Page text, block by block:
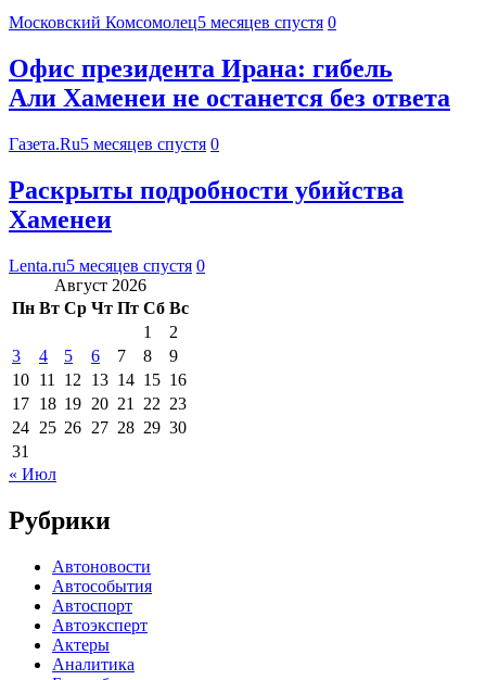
Московский Комсомолец5 месяцев спустя 0
Офис президента Ирана: гибель
Али Хаменеи не останется без ответа
Газета.Ru5 месяцев спустя 0
Раскрыты подробности убийства
Хаменеи
Lenta.ru5 месяцев спустя 0
Август 2026
Пн Вт Ср Чт Пт Сб Вс
1
2
3
4 5 6 7 8
9
10 11 12 13 14 15 16
17 18 19 20 21 22 23
24 25 26 27 28 29 30
31
« Июл
Рубрики
Автоновости
Автособытия
Автоспорт
Автоэксперт
Актеры
Аналитика